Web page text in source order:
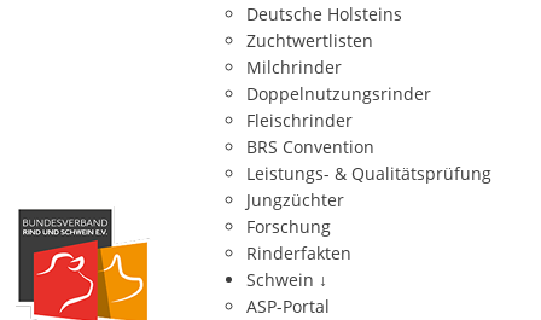
Deutsche Holsteins
Zuchtwertlisten
Milchrinder
Doppelnutzungsrinder
Fleischrinder
BRS Convention
Leistungs- & Qualitätsprüfung
Jungzüchter
Forschung
Rinderfakten
Schwein ↓
ASP-Portal